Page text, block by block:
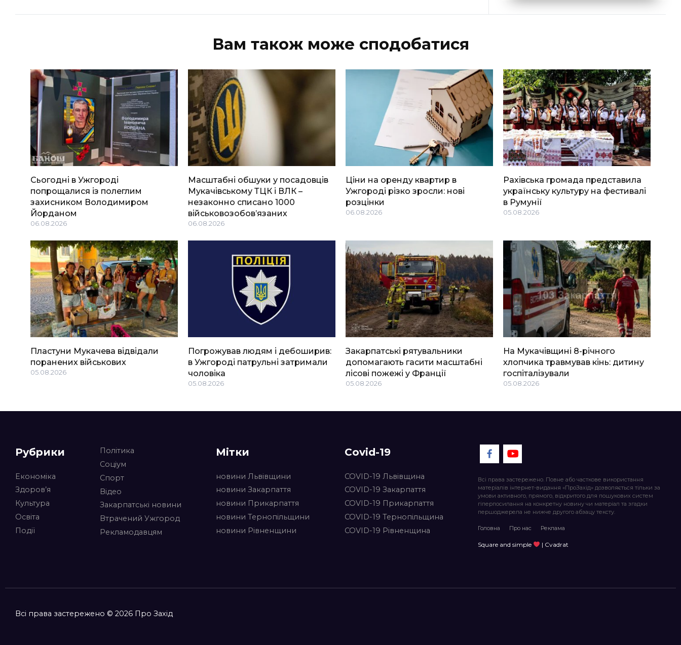
Вам також може сподобатися
Сьогодні в Ужгороді
попрощалися із полеглим
захисником Володимиром
Йорданом
06.08.2026
Масштабні обшуки у посадовців
Мукачівському ТЦК і ВЛК –
незаконно списано 1000
військовозобов’язаних
06.08.2026
Ціни на оренду квартир в
Ужгороді різко зросли: нові
розцінки
06.08.2026
Рахівська громада представила
українську культуру на фестивалі
в Румунії
05.08.2026
Пластуни Мукачева відвідали
поранених військових
05.08.2026
Погрожував людям і дебоширив:
в Ужгороді патрульні затримали
чоловіка
05.08.2026
Закарпатські рятувальники
допомагають гасити масштабні
лісові пожежі у Франції
05.08.2026
На Мукачівщині 8-річного
хлопчика травмував кінь: дитину
госпіталізували
05.08.2026
Рубрики
Економіка
Здоров’я
Культура
Освіта
Події
Політика
Соціум
Спорт
Відео
Закарпатські новини
Втрачений Ужгород
Рекламодавцям
Мітки
новини Львівщини
новини Закарпаття
новини Прикарпаття
новини Тернопільщини
новини Рівненщини
Covid-19
COVID-19 Львівщина
COVID-19 Закарпаття
COVID-19 Прикарпаття
COVID-19 Тернопільщина
COVID-19 Рівненщина
Всі права застережено. Повне або часткове використання
матеріалів інтернет-видання «ПроЗахід» дозволяється тільки за
умови активного, прямого, відкритого для пошукових систем
гіперпосилання на конкретну новину чи матеріал та згадки
першоджерела не нижче другого абзацу тексту.
Головна Про нас Реклама
Square and simple | Cvadrat
Всі права застережено © 2026 Про Захід